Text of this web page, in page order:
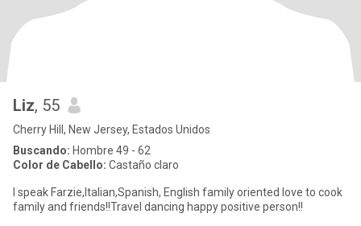
Liz, 55
Cherry Hill, New Jersey, Estados Unidos
Buscando: Hombre 49 - 62
Color de Cabello: Castaño claro
I speak Farzie,Italian,Spanish, English family oriented love to cook
family and friends!!Travel dancing happy positive person!!